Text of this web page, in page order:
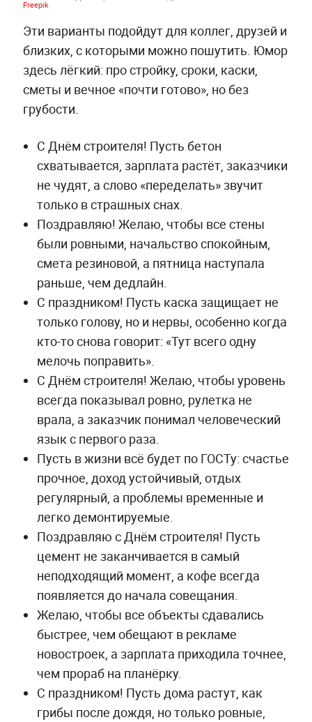
Freepik
Эти варианты подойдут для коллег, друзей и
близких, с которыми можно пошутить. Юмор
здесь лёгкий: про стройку, сроки, каски,
сметы и вечное «почти готово», но без
грубости.
С Днём строителя! Пусть бетон
схватывается, зарплата растёт, заказчики
не чудят, а слово «переделать» звучит
только в страшных снах.
Поздравляю! Желаю, чтобы все стены
были ровными, начальство спокойным,
смета резиновой, а пятница наступала
раньше, чем дедлайн.
С праздником! Пусть каска защищает не
только голову, но и нервы, особенно когда
кто-то снова говорит: «Тут всего одну
мелочь поправить».
С Днём строителя! Желаю, чтобы уровень
всегда показывал ровно, рулетка не
врала, а заказчик понимал человеческий
язык с первого раза.
Пусть в жизни всё будет по ГОСТу: счастье
прочное, доход устойчивый, отдых
регулярный, а проблемы временные и
легко демонтируемые.
Поздравляю с Днём строителя! Пусть
цемент не заканчивается в самый
неподходящий момент, а кофе всегда
появляется до начала совещания.
Желаю, чтобы все объекты сдавались
быстрее, чем обещают в рекламе
новостроек, а зарплата приходила точнее,
чем прораб на планёрку.
С праздником! Пусть дома растут, как
грибы после дождя, но только ровные,